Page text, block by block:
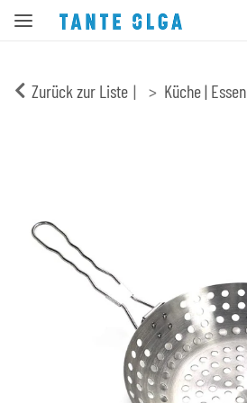
Zurück zur Liste Küche | Essen